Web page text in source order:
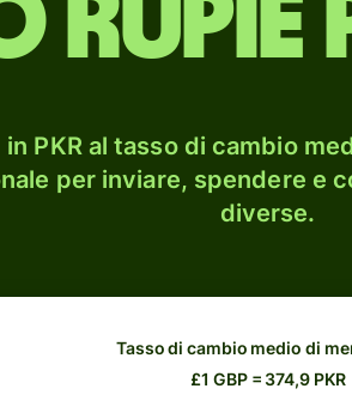
rupie
PKR al tasso di cambio
per inviare, spendere e
diverse.
Tasso di cambio medio di
£1 GBP = 374,9 PKR